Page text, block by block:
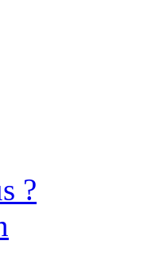
?